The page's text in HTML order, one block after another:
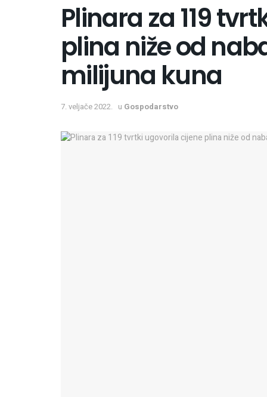
Plinara za 119
plina niže od
milijuna kuna
7. veljače 2022. u Gospodarstvo